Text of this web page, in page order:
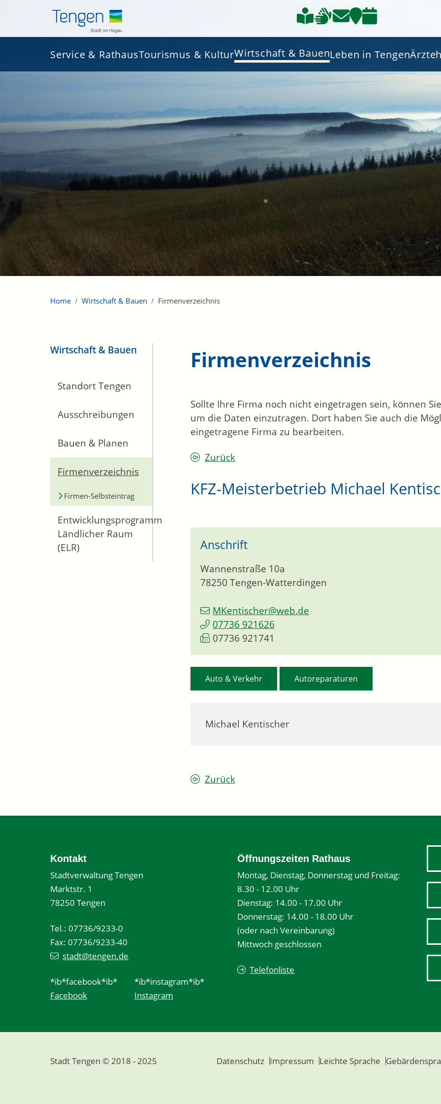
Service & RathausTourismus & KulturWirtschaft & BauenLeben in Tengen
Home Wirtschaft & Bauen Firmenverzeichnis
Wirtschaft & Bauen
Standort Tengen
Ausschreibungen
Bauen & Planen
Firmenverzeichnis
Firmen-Selbsteintrag
Entwicklungsprogramm
Ländlicher Raum
(ELR)
Firmenverzeichnis
Sollte Ihre Firma noch nicht eingetragen sein, können
um die Daten einzutragen. Dort haben Sie auch die
eingetragene Firma zu bearbeiten.
Zurück
KFZ-Meisterbetrieb Michael
Anschrift
Wannenstraße 10a
78250 Tengen-Watterdingen
MKentischer@web.de
07736 921626
07736 921741
Michael Kentischer
Auto & Verkehr Autoreparaturen
Zurück
Kontakt
Stadtverwaltung Tengen
Marktstr. 1
78250 Tengen
Tel.: 07736/9233-0
Fax: 07736/9233-40
stadt@tengen.de
*ib*facebook*ib*
Facebook
*ib*instagram*ib*
Instagram
Öffnungszeiten Rathaus
Montag, Dienstag, Donnerstag und Freitag:
8.30 - 12.00 Uhr
Dienstag: 14.00 - 17.00 Uhr
Donnerstag: 14.00 - 18.00 Uhr
(oder nach Vereinbarung)
Mittwoch geschlossen
Telefonliste
Stadt Tengen © 2018 - 2025 Datenschutz Impressum Leichte Sprache